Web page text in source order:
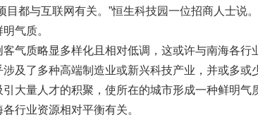
目都与互联网有关。”恒生科技园一位招商人士说
气质。
气质略显多样化且相对低调，这或许与南海各
及了多种高端制造业或新兴科技产业，并或多或
大量人才的积聚，使所在的城市形成一种鲜明
行业资源相对平衡有关。